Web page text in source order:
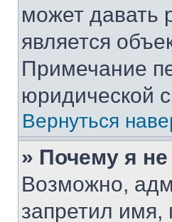
может давать
является
Примечание
юридической
Вернуться
» Почему я не
Возможно,
запретил имя,